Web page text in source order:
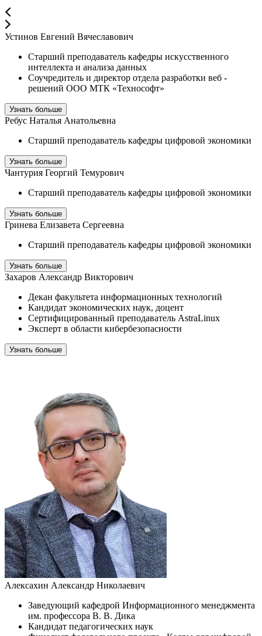
Устинов Евгений Вячеславович
Старший преподаватель кафедры искусственного
интеллекта и анализа данных
Соучредитель и директор отдела разработки веб -
решений ООО МТК «Технософт»
Узнать больше
Ребус Наталья Анатольевна
Старший преподаватель кафедры цифровой экономики
Узнать больше
Чантурия Георгий Темурович
Старший преподаватель кафедры цифровой экономики
Узнать больше
Гринева Елизавета Сергеевна
Старший преподаватель кафедры цифровой экономики
Узнать больше
Захаров Александр Викторович
Декан факультета информационных технологий
Кандидат экономических наук, доцент
Сертифицированный преподаватель AstraLinux
Эксперт в области кибербезопасности
Узнать больше
Алексахин Александр Николаевич
Заведующий кафедрой Информационного менеджмента
им. профессора В. В. Дика
Кандидат педагогических наук